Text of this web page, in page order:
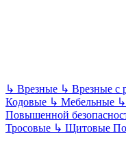
↳ Врезные ↳ Врезные с
Кодовые ↳ Мебельные ↳
Повышенной
Тросовые ↳ Щитовые